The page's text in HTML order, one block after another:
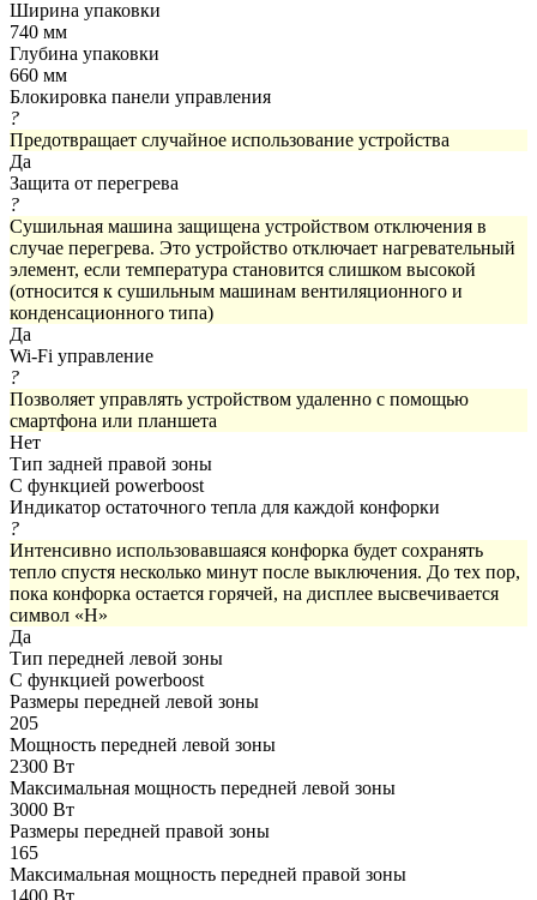
Ширина упаковки
740 мм
Глубина упаковки
660 мм
Блокировка панели управления
?
Предотвращает случайное использование устройства
Да
Защита от перегрева
?
Сушильная машина защищена устройством отключения в
случае перегрева. Это устройство отключает нагревательный
элемент, если температура становится слишком высокой
(относится к сушильным машинам вентиляционного и
конденсационного типа)
Да
Wi-Fi управление
?
Позволяет управлять устройством удаленно с помощью
смартфона или планшета
Нет
Тип задней правой зоны
С функцией powerboost
Индикатор остаточного тепла для каждой конфорки
?
Интенсивно использовавшаяся конфорка будет сохранять
тепло спустя несколько минут после выключения. До тех пор,
пока конфорка остается горячей, на дисплее высвечивается
символ «H»
Да
Тип передней левой зоны
С функцией powerboost
Размеры передней левой зоны
205
Мощность передней левой зоны
2300 Вт
Максимальная мощность передней левой зоны
3000 Вт
Размеры передней правой зоны
165
Максимальная мощность передней правой зоны
1400 Вт